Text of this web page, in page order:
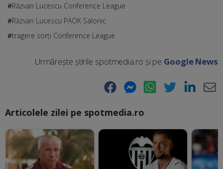
Răzvan Lucescu Conference League
Răzvan Lucescu PAOK Salonic
tragere sorți Conference League
Urmărește știrile spotmedia.ro și pe Google News
Facebook Messenger WhatsApp Twitter LinkedIn
Articolele zilei pe spotmedia.ro